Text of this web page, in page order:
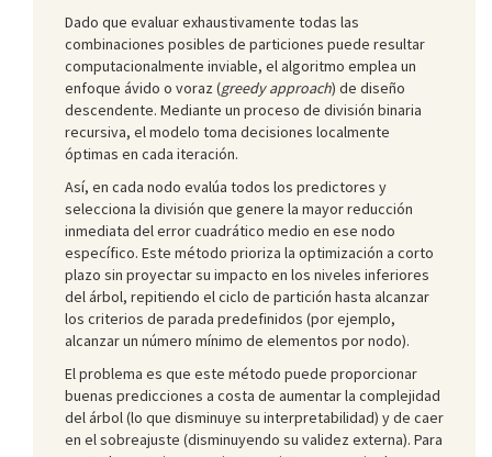
Dado que evaluar exhaustivamente todas las
combinaciones posibles de particiones puede resultar
computacionalmente inviable, el algoritmo emplea un
enfoque ávido o voraz (greedy approach) de diseño
descendente. Mediante un proceso de división binaria
recursiva, el modelo toma decisiones localmente
óptimas en cada iteración.
Así, en cada nodo evalúa todos los predictores y
selecciona la división que genere la mayor reducción
inmediata del error cuadrático medio en ese nodo
específico. Este método prioriza la optimización a corto
plazo sin proyectar su impacto en los niveles inferiores
del árbol, repitiendo el ciclo de partición hasta alcanzar
los criterios de parada predefinidos (por ejemplo,
alcanzar un número mínimo de elementos por nodo).
El problema es que este método puede proporcionar
buenas predicciones a costa de aumentar la complejidad
del árbol (lo que disminuye su interpretabilidad) y de caer
en el sobreajuste (disminuyendo su validez externa). Para